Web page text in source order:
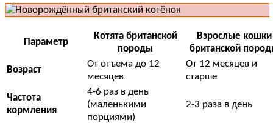
Параметр
Котята британской
породы
Взрослые кошки
британской
Возраст
От отъема до 12
месяцев
От 12 месяцев и
старше
Частота
кормления
4-6 раз в день
(маленькими
порциями)
2-3 раза в день